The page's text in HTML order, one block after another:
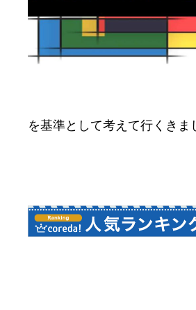
を基準として考えて行くきま